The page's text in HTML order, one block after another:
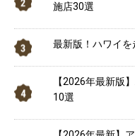
施店30選
最新版！ハワイ
【2026年最新版
10選